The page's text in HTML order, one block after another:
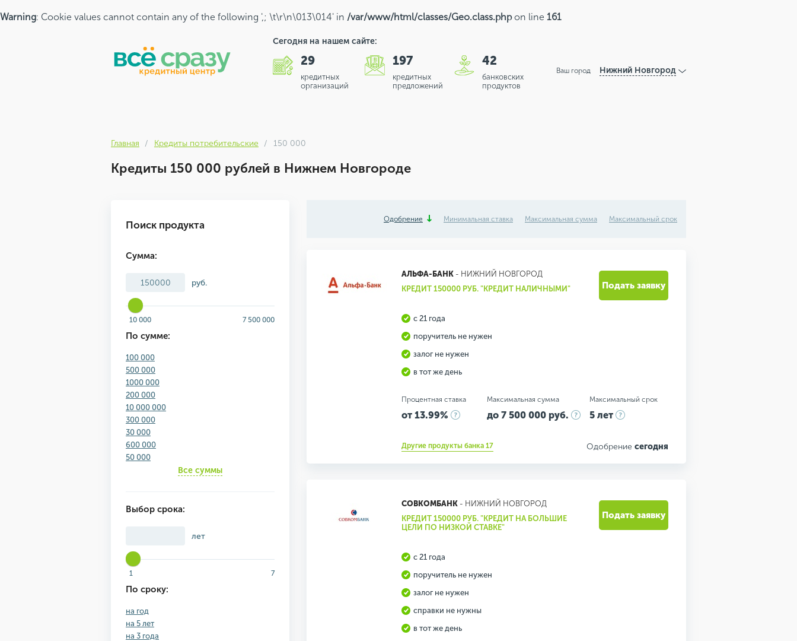
Warning: Cookie values cannot contain any of the following ',; \t\r\n\013\014' in /var/www/html/classes/Geo.class.phpon line 161
Сегодня на нашем сайте:
29
кредитных
организаций
197
кредитных
предложений
42
банковских
продуктов
Ваш город Нижний Новгород
Главная Кредиты потребительские 150 000
Кредиты 150 000 рублей в Нижнем Новгороде
Поиск продукта
Сумма:
руб.
10 000 7 500 000
По сумме:
100 000
500 000
1000 000
200 000
10 000 000
300 000
30 000
600 000
50 000
Все суммы
Выбор срока:
лет
1 7
По сроку:
на год
на 5 лет
на 3 года
Одобрение Минимальная ставка Максимальная сумма Максимальный срок
АЛЬФА-БАНК- НИЖНИЙ НОВГОРОД
КРЕДИТ 150000 РУБ. "КРЕДИТ НАЛИЧНЫМИ"
с 21 года
поручитель не нужен
залог не нужен
в тот же день
Процентная ставка
от 13.99%
Максимальная сумма
до 7 500 000 руб.
Максимальный срок
5 лет
Другие продукты банка 17 Одобрение сегодня
Подать заявку
СОВКОМБАНК- НИЖНИЙ НОВГОРОД
КРЕДИТ 150000 РУБ. "КРЕДИТ НА БОЛЬШИЕ
ЦЕЛИ ПО НИЗКОЙ СТАВКЕ"
с 21 года
поручитель не нужен
залог не нужен
справки не нужны
в тот же день
Подать заявку